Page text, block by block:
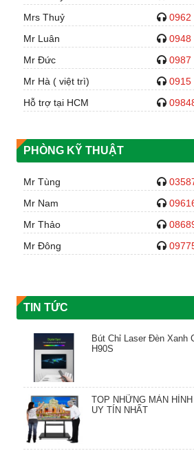
Mrs Thuỷ
0962
Mr Luân
0948
Mr Đức
0987
Mr Hà ( việt trì)
0915
Hỗ trợ tại HCM
PHÒNG KỸ THUẬT
Mr Tùng
Mr Nam
Mr Thảo
Mr Đông
TIN TỨC
Bút Chỉ Laser Đèn Xanh
H90S
TOP NHỮNG MÀN
UY TÍN NHẤT